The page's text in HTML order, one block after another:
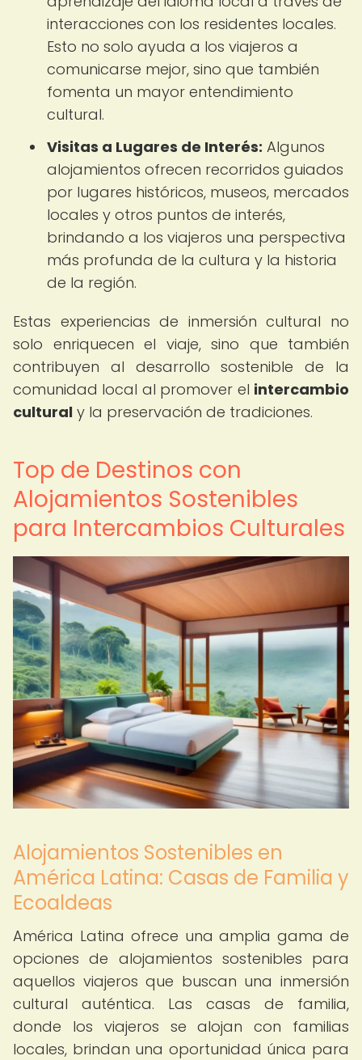
interacciones con los residentes locales.
Esto no solo ayuda a los viajeros a
comunicarse mejor, sino que también
fomenta un mayor entendimiento
cultural.
Visitas a Lugares de Interés: Algunos
alojamientos ofrecen recorridos guiados
por lugares históricos, museos, mercados
locales y otros puntos de interés,
brindando a los viajeros una perspectiva
más profunda de la cultura y la historia
de la región.
Estas experiencias de inmersión cultural no
solo enriquecen el viaje, sino que también
contribuyen al desarrollo sostenible de la
comunidad local al promover el intercambio
cultural y la preservación de tradiciones.
Top de Destinos con
Alojamientos Sostenibles
para Intercambios Culturales
Alojamientos Sostenibles en
América Latina: Casas de Familia y
Ecoaldeas
América Latina ofrece una amplia gama de
opciones de alojamientos sostenibles para
aquellos viajeros que buscan una inmersión
cultural auténtica. Las casas de familia,
donde los viajeros se alojan con familias
locales, brindan una oportunidad única para